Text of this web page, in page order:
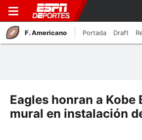
F. Americano Portada Draft
Eagles honran a Kobe
mural en instalación